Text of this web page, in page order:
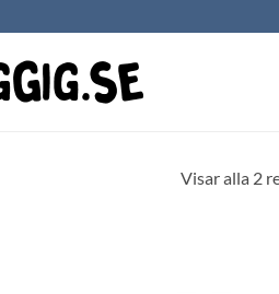
Visar alla 2